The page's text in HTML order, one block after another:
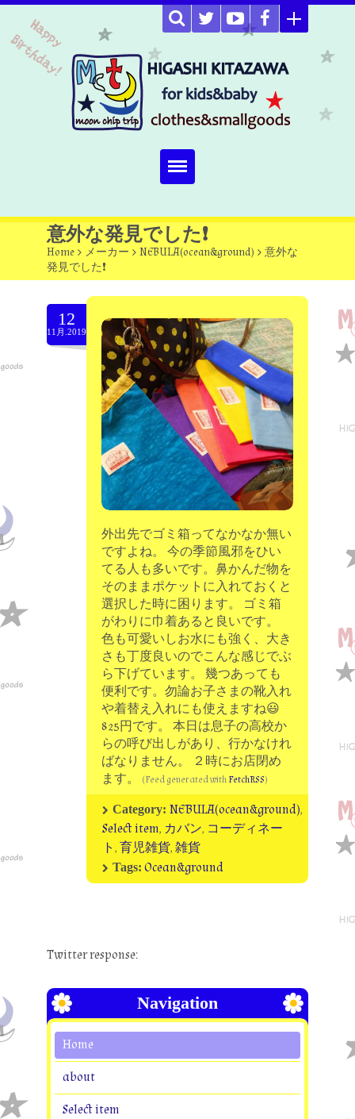
Home
about
Select item
omutucake
moon chip trip original
my account
Store
minna kitchen komeco
contact
意外な発見でした❗
Home > メーカー > NEBULA(ocean&ground) > 意外な
発見でした❗
12
11月.2019
外出先でゴミ箱ってなかなか無い
ですよね。 今の季節風邪をひい
てる人も多いです。鼻かんだ物を
そのままポケットに入れておくと
選択した時に困ります。 ゴミ箱
がわりに巾着あると良いです。
色も可愛いしお水にも強く、大き
さも丁度良いのでこんな感じでぶ
ら下げています。 幾つあっても
便利です。勿論お子さまの靴入れ
や着替え入れにも使えますね😃
825円です。 本日は息子の高校か
らの呼び出しがあり、行かなけれ
ばなりません。 ２時にお店閉め
ます。
(Feed generated with FetchRSS)
Category: NEBULA(ocean&ground),
Select item, カバン, コーディネー
ト,育児雑貨,雑貨
Tags: Ocean&ground
Twitter response:
Navigation
Home
about
Select item